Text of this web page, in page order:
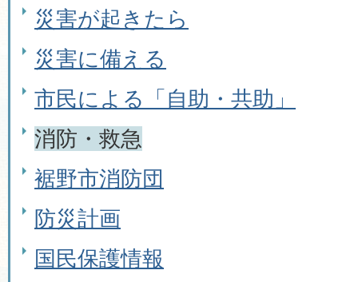
災害が起きたら
災害に備える
市民による「自助・共助」
消防・救急
裾野市消防団
防災計画
国民保護情報